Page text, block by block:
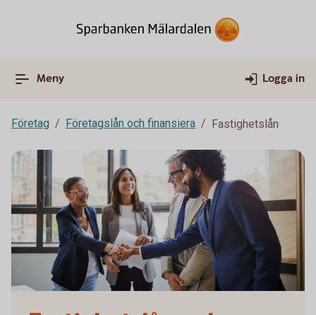
Meny Logga in
Företag Företagslån och finansiera Fastighetslån